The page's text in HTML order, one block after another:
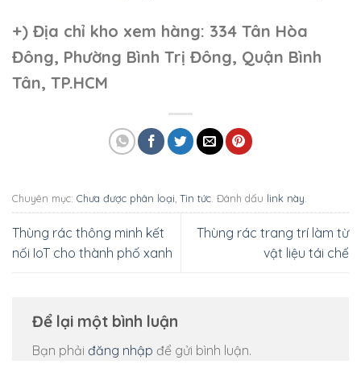
+) Địa chỉ kho xem hàng: 334 Tân Hòa
Đông, Phường Bình Trị Đông, Quận Bình
Tân, TP.HCM
Chuyên mục: Chưa được phân loại Tin tức . Đánh dấu link này
Thùng rác thông minh kết
nối IoT cho thành phố xanh
Thùng rác trang trí làm từ
vật liệu tái chế
Để lại một bình luận
Bạn phải đăng nhập để gửi bình luận.